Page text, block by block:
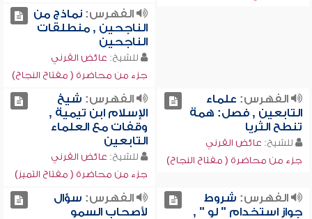
الفهرس:نماذج من
الناجحين , منطلقات
الناجحين
للشيخ: عائض القرني
جزء من محاضرة ( مفتاح النجاح)
الفهرس: علماء
التابعين , فصل: همة
تنطح الثريا
للشيخ: عائض القرني
جزء من محاضرة ( مفتاح النجاح)
الفهرس: شيخ
الإسلام ابن تيمية ,
وقفات مع العلماء
التابعين
للشيخ: عائض القرني
جزء من محاضرة ( مفتاح التميز)
الفهرس: شروط
جواز استخدام " لو " ,
الفهرس: سؤال
لأصحاب السمو